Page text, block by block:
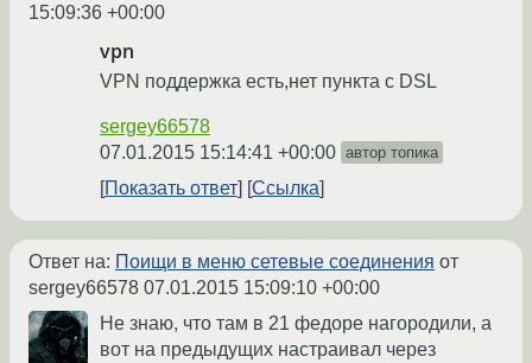
15:09:36 +00:00
vpn
VPN поддержка есть,нет пункта с DSL
sergey66578
07.01.2015 15:14:41 +00:00 автор топика
Показать ответ Ссылка
Ответ на: Поищи в меню сетевые соединения от
sergey66578 07.01.2015 15:09:10 +00:00
Не знаю, что там в 21 федоре нагородили, а
вот на предыдущих настраивал через